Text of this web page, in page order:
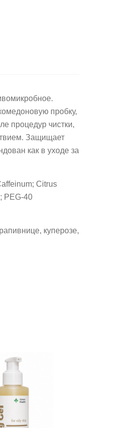
пробку,
процедур чистки,
Защищает
как в уходе за
Citrus
PEG-40
куперозе,